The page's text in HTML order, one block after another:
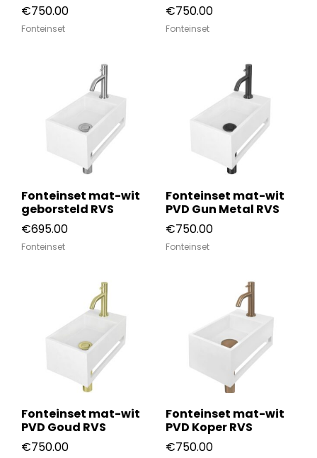
€750.00
Fonteinset
€750.00
Fonteinset
Fonteinset mat-wit
geborsteld RVS
€695.00
Fonteinset
Fonteinset mat-wit
PVD Gun Metal RVS
€750.00
Fonteinset
Fonteinset mat-wit
PVD Goud RVS
€750.00
Fonteinset mat-wit
PVD Koper RVS
€750.00